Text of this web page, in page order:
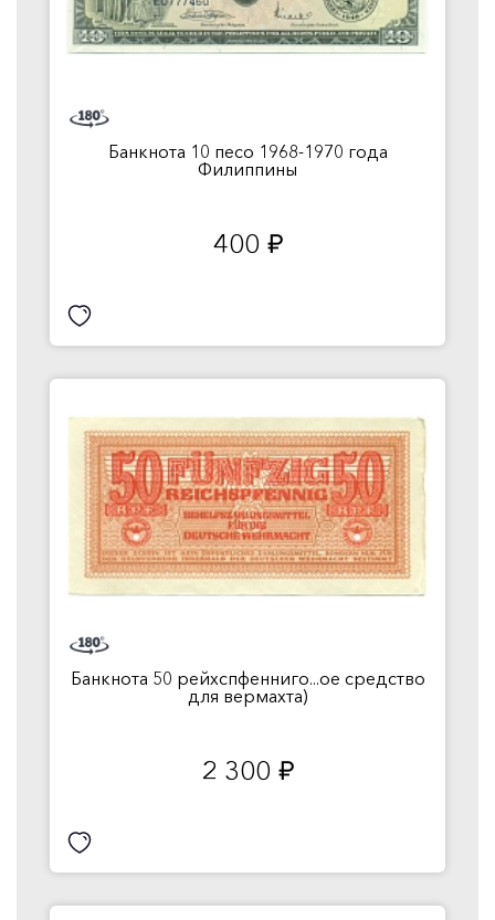
Банкнота 10 песо 1968-1970 года
Филиппины
400 руб.
Банкнота 50 рейхспфенниго...ое средство
для вермахта)
2 300 руб.